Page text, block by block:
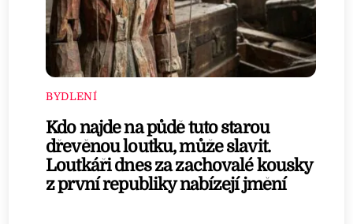
BYDLENÍ
Kdo najde na půdě tuto starou
dřevěnou loutku, může slavit.
Loutkáři dnes za zachovalé kousky
z první republiky nabízejí jmění